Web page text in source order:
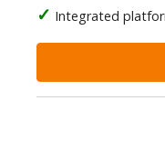
Integrated